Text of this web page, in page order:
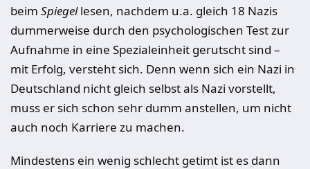
beim Spiegellesen, nachdem u.a. gleich 18 Nazis
dummerweise durch den psychologischen Test zur
Aufnahme in eine Spezialeinheit gerutscht sind –
mit Erfolg, versteht sich. Denn wenn sich ein Nazi in
Deutschland nicht gleich selbst als Nazi vorstellt,
muss er sich schon sehr dumm anstellen, um nicht
auch noch Karriere zu machen.
Mindestens ein wenig schlecht getimt ist es dann